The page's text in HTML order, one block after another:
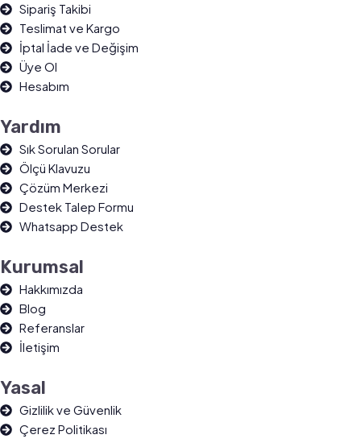
Sipariş Takibi
Teslimat ve Kargo
İptal İade ve Değişim
Üye Ol
Hesabım
Yardım
Sık Sorulan Sorular
Ölçü Klavuzu
Çözüm Merkezi
Destek Talep Formu
Whatsapp Destek
Kurumsal
Hakkımızda
Blog
Referanslar
İletişim
Yasal
Gizlilik ve Güvenlik
Çerez Politikası